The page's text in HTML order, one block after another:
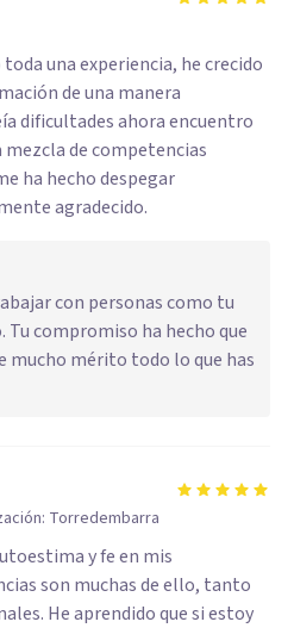
una experiencia, he crecido
de una manera
dificultades ahora encuentro
de competencias
ha hecho despegar
agradecido.
con personas como tu
compromiso ha hecho que
mucho mérito todo lo que has
Torredembarra
y fe en mis
son muchas de ello, tanto
He aprendido que si estoy